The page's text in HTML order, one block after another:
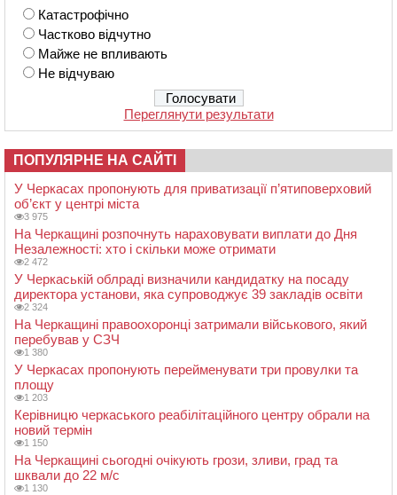
Катастрофічно
Частково відчутно
Майже не впливають
Не відчуваю
Переглянути результати
ПОПУЛЯРНЕ НА САЙТІ
У Черкасах пропонують для приватизації п’ятиповерховий
об’єкт у центрі міста
3 975
На Черкащині розпочнуть нараховувати виплати до Дня
Незалежності: хто і скільки може отримати
2 472
У Черкаській облраді визначили кандидатку на посаду
директора установи, яка супроводжує 39 закладів освіти
2 324
На Черкащині правоохоронці затримали військового, який
перебував у СЗЧ
1 380
У Черкасах пропонують перейменувати три провулки та
площу
1 203
Керівницю черкаського реабілітаційного центру обрали на
новий термін
1 150
На Черкащині сьогодні очікують грози, зливи, град та
шквали до 22 м/с
1 130